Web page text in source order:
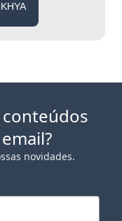
novidades.